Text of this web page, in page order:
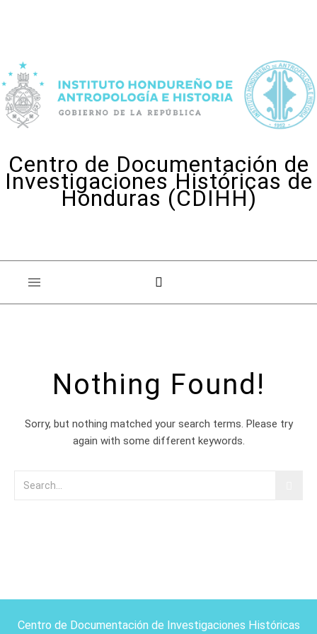
Centro de Documentación de
Investigaciones Históricas de
Honduras (CDIHH)
Nothing Found!
Sorry, but nothing matched your search terms. Please try
again with some different keywords.
Centro de Documentación de Investigaciones Históricas